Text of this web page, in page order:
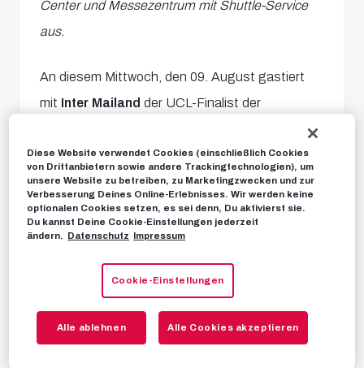
Center und Messezentrum mit Shuttle-Service
aus.
An diesem Mittwoch, den 09. August gastiert
mit Inter Mailandder UCL-Finalist der
der Red Bull Arena, Anpfiff ist um 19:00 Uhr. Ob
Stammgäste oder der erste von hoffentlich
vielen weiteren Besuchen unserer Spiele – alle
wichtigen Infosrund um das Duell gegen die
zusammengefasst.
TICKETS ANREISE
Diese Website verwendet Cookies (einschließlich Cookies
von Drittanbietern sowie andere Trackingtechnologien), um
unsere Website zu betreiben, zu Marketingzwecken und zur
Verbesserung Deines Online-Erlebnisses. Wir werden keine
optionalen Cookies setzen, es sei denn, Du aktivierst sie.
Du kannst Deine Cookie-Einstellungen jederzeit
ändern. Datenschutz Impressum
Cookie-Einstellungen
Alle ablehnen Alle Cookies akzeptieren